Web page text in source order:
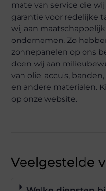
mate van service die
garantie voor redelijke
wij aan
ondernemen. Zo
zonnepanelen op ons
doen wij aan
van olie, accu’s,
en andere materialen.
op onze website.
Veelgestelde